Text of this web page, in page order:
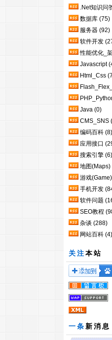
.Net知识问
数据库 (75)
服务器 (92)
软件开发
性能优化_
Javascript
Html_Css
Java (0)
CMS_SNS
编码百科 (8)
应用接口
搜索引擎 (6)
地图(Maps)
游戏(Game)
手机开发
软件问题
SEO教程
杂谈 (288)
网站百科 (4)
关注本站
一条 新消息